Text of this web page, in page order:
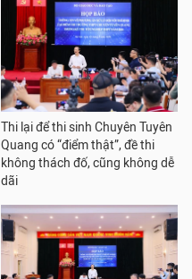
Thi lại để thi sinh Chuyên Tuyên
Quang có “điểm thật”, đề thi
không thách đố, cũng không dễ
dãi